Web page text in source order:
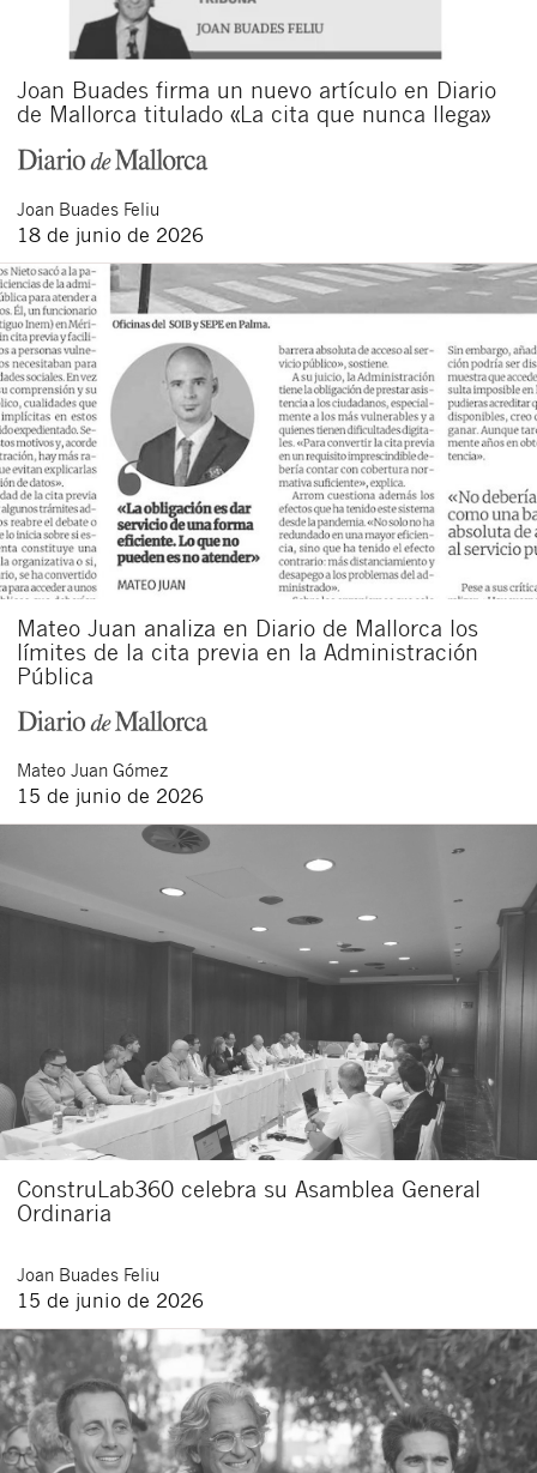
Joan Buades firma un nuevo artículo en Diario
de Mallorca titulado «La cita que nunca llega»
Joan Buades Feliu
18 de junio de 2026
Mateo Juan analiza en Diario de Mallorca los
límites de la cita previa en la Administración
Pública
Mateo Juan Gómez
15 de junio de 2026
ConstruLab360 celebra su Asamblea General
Ordinaria
Joan Buades Feliu
15 de junio de 2026